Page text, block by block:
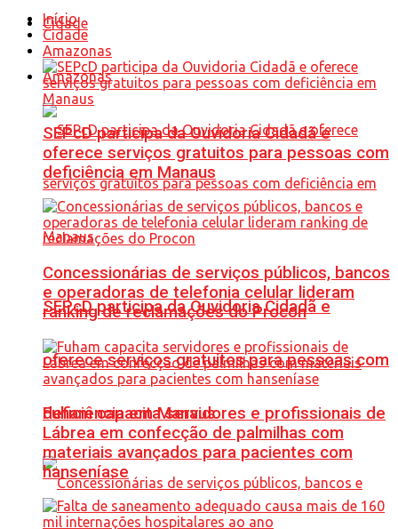
Cidade
Amazonas
SEPcD participa da Ouvidoria Cidadã e
oferece serviços gratuitos para pessoas com
deficiência em Manaus
Início
Cidade
Amazonas
SEPcD participa da Ouvidoria Cidadã e
oferece serviços gratuitos para pessoas com
deficiência em Manaus
Concessionárias de serviços públicos, bancos
e operadoras de telefonia celular lideram
ranking de reclamações do Procon
Fuham capacita servidores e profissionais de
Lábrea em confecção de palmilhas com
materiais avançados para pacientes com
hanseníase